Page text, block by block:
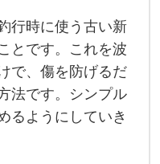
行時に使う古い新
とです。これを波
で、傷を防げるだ
法です。シンプル
るようにしていき